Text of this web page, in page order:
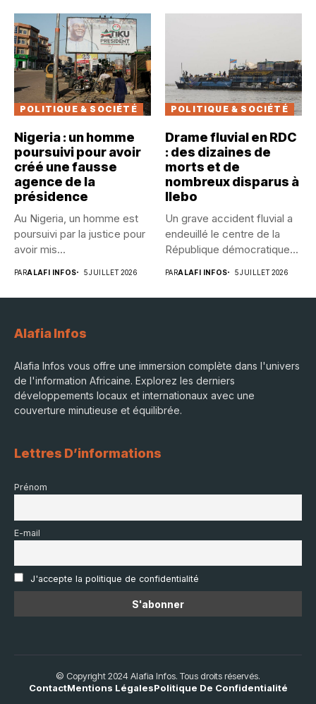
POLITIQUE & SOCIÉTÉ
Nigeria : un homme
poursuivi pour avoir
créé une fausse
agence de la
présidence
Au Nigeria, un homme est
poursuivi par la justice pour
avoir mis...
PARALAFI INFOS 5 JUILLET 2026
POLITIQUE & SOCIÉTÉ
Drame fluvial en RDC
: des dizaines de
morts et de
nombreux disparus à
Ilebo
Un grave accident fluvial a
endeuillé le centre de la
République démocratique...
PARALAFI INFOS 5 JUILLET 2026
Alafia Infos
Alafia Infos vous offre une immersion complète dans l'univers
de l'information Africaine. Explorez les derniers
développements locaux et internationaux avec une
couverture minutieuse et équilibrée.
Lettres D’informations
Prénom
E-mail
J'accepte la politique de confidentialité
© Copyright 2024 Alafia Infos. Tous droits réservés.
ContactMentions LégalesPolitique De Confidentialité